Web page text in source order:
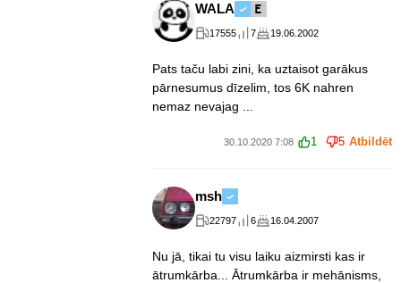
WALA
17555 7 19.06.2002
Pats taču labi zini, ka uztaisot garākus
pārnesumus dīzelim, tos 6K nahren
nemaz nevajag ...
30.10.2020 7:08 1 5 Atbildēt
msh
22797 6 16.04.2007
Nu jā, tikai tu visu laiku aizmirsti kas ir
ātrumkārba... Ātrumkārba ir mehānisms,